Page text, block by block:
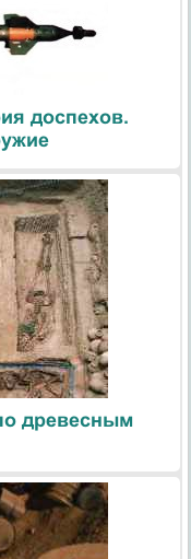
доспехов.
древесным